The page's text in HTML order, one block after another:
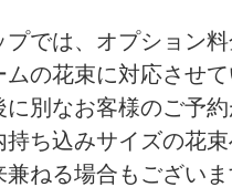
プでは、オプション
ムの花束に対応させ
に別なお客様のご予
持ち込みサイズの花
兼ねる場合もござい